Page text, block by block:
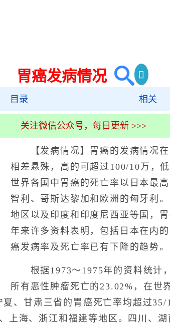
胃癌发病情况
目录 相关
关注微信公众号，每日更新 >>>
【发病情况】胃癌的发病情况在
相差悬殊，高的可超过100/10万，
世界各国中胃癌的死亡率以日本最
智利、哥斯达黎加和欧洲的匈牙利
地区以及印度和印度尼西亚等国，
年来许多资料表明，包括日本在内
癌发病率及死亡率已有下降的趋势。
根据1973～1975年的资料统计
所有恶性肿瘤死亡的23.02%，在世
、甘肃三省的胃癌死亡率均超过35/
上海、浙江和福建等地区。四川、